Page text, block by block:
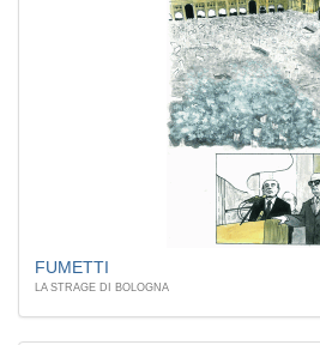
FUMETTI
LA STRAGE DI BOLOGNA